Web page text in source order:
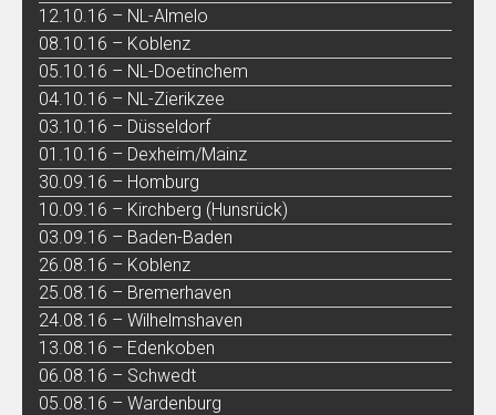
12.10.16 – NL-Almelo
08.10.16 – Koblenz
05.10.16 – NL-Doetinchem
04.10.16 – NL-Zierikzee
03.10.16 – Düsseldorf
01.10.16 – Dexheim/Mainz
30.09.16 – Homburg
10.09.16 – Kirchberg (Hunsrück)
03.09.16 – Baden-Baden
26.08.16 – Koblenz
25.08.16 – Bremerhaven
24.08.16 – Wilhelmshaven
13.08.16 – Edenkoben
06.08.16 – Schwedt
05.08.16 – Wardenburg